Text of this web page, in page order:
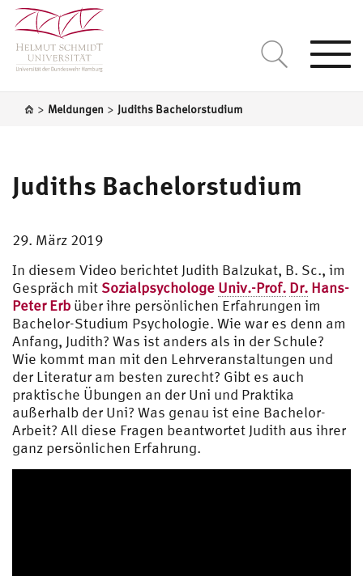
> Meldungen > Judiths Bachelorstudium
Judiths Bachelorstudium
29. März 2019
In diesem Video berichtet Judith Balzukat, B. Sc., im
Gespräch mit Sozialpsychologe Univ.-Prof. Dr. Hans-
Peter Erb über ihre persönlichen Erfahrungen im
Bachelor-Studium Psychologie. Wie war es denn am
Anfang, Judith? Was ist anders als in der Schule?
Wie kommt man mit den Lehrveranstaltungen und
der Literatur am besten zurecht? Gibt es auch
praktische Übungen an der Uni und Praktika
außerhalb der Uni? Was genau ist eine Bachelor-
Arbeit? All diese Fragen beantwortet Judith aus ihrer
ganz persönlichen Erfahrung.